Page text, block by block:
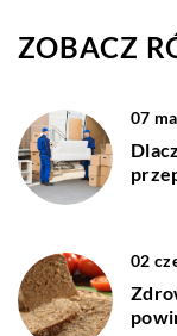
ZOBACZ
07
02